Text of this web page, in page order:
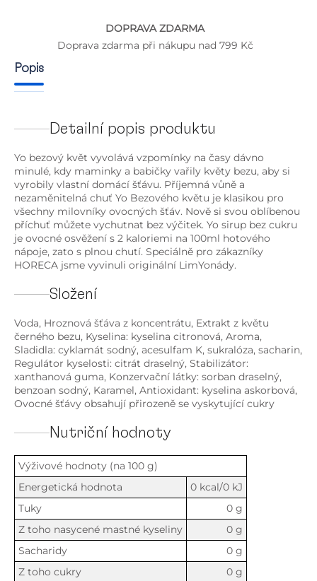
DOPRAVA ZDARMA
Doprava zdarma při nákupu nad 799 Kč
Popis
Detailní popis produktu
Yo bezový květ vyvolává vzpomínky na časy dávno
minulé, kdy maminky a babičky vařily květy bezu, aby si
vyrobily vlastní domácí šťávu. Příjemná vůně a
nezaměnitelná chuť Yo Bezového květu je klasikou pro
všechny milovníky ovocných šťáv. Nově si svou oblíbenou
příchuť můžete vychutnat bez výčitek. Yo sirup bez cukru
je ovocné osvěžení s 2 kaloriemi na 100ml hotového
nápoje, zato s plnou chutí. Speciálně pro zákazníky
HORECA jsme vyvinuli originální LimYonády.
Složení
Voda, Hroznová šťáva z koncentrátu, Extrakt z květu
černého bezu, Kyselina: kyselina citronová, Aroma,
Sladidla: cyklamát sodný, acesulfam K, sukralóza, sacharin,
Regulátor kyselosti: citrát draselný, Stabilizátor:
xanthanová guma, Konzervační látky: sorban draselný,
benzoan sodný, Karamel, Antioxidant: kyselina askorbová,
Ovocné šťávy obsahují přirozeně se vyskytující cukry
Nutriční hodnoty
Výživové hodnoty (na 100 g)
Energetická hodnota
0 kcal/0 kJ
Tuky
0 g
Z toho nasycené mastné kyseliny
0 g
Sacharidy
0 g
Z toho cukry
0 g